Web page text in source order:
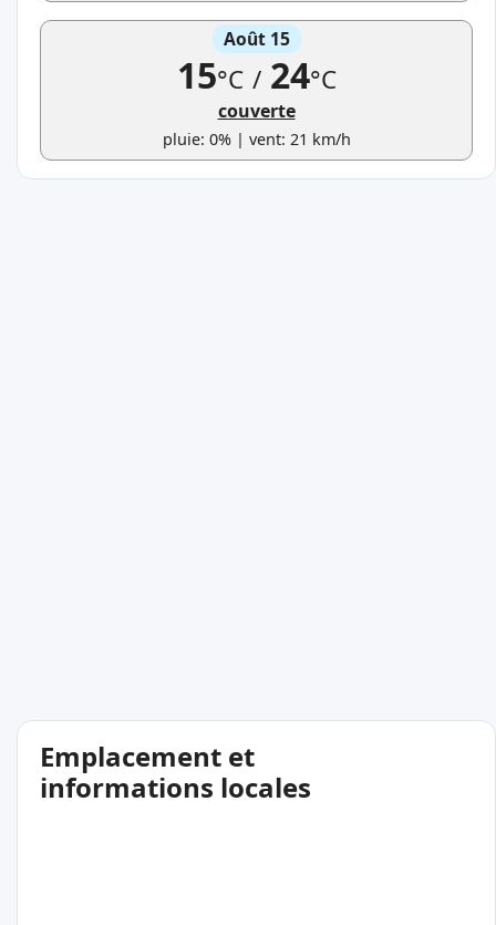
Août 15
15°C /24°C
couverte
pluie: 0% | vent: 21 km/h
Emplacement et
informations locales